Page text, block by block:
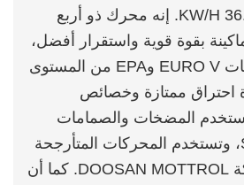
بقدرة مقدرة تبلغ 36.4 KW/H. إنه محرك ذو أربع
بقوة قوية واستقرار أفضل،
وتفي بمعايير الانبعاثات EURO V وEPA من المستوى
احتراق ممتازة وخصائص
المضخات والصمامات
الهيدروليكية SDHW، وتستخدم المحركات المتأرجحة
والمحركات المتحركة DOOSAN MOTTROL. كما أن